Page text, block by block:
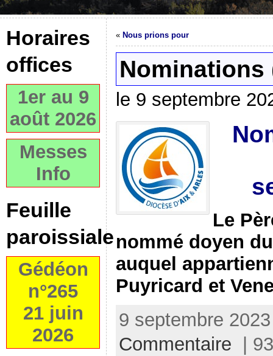
Horaires
offices
1er au 9
août 2026
Messes
Info
Feuille
paroissiale
Gédéon
n°265
21 juin
2026
« Nous prions pour
Nominations
le 9 septembre
Le
nommé doyen
auquel
Puyricard et
9 septembre
Commentaire |